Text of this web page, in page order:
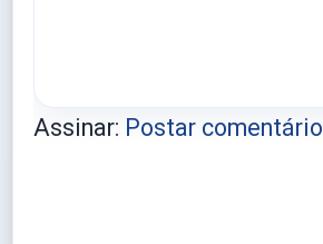
Assinar: Postar